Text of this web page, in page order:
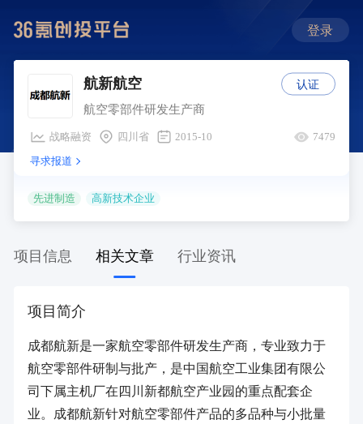
登录
航新航空
航空零部件研发生产商
战略融资 四川省 2015-10 7479
寻求报道
先进制造 高新技术企业
认证
项目信息 相关文章 行业资讯
项目简介
成都航新是一家航空零部件研发生产商，专业致力于
航空零部件研制与批产，是中国航空工业集团有限公
司下属主机厂在四川新都航空产业园的重点配套企
业。成都航新针对航空零部件产品的多品种与小批量